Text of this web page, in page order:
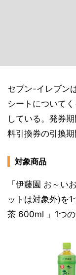
セブン-イレブン
シートについて
している。発券
料引換券の引換
対象商品
「伊藤園 お～い
ットは対象外)を
茶 600ml 」1つの